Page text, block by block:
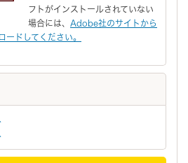
フトがインストールされていない
場合には、 Adobe社のサイトから
ドしてください。